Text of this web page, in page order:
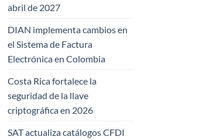
abril de 2027
DIAN implementa cambios en
el Sistema de Factura
Electrónica en Colombia
Costa Rica fortalece la
seguridad de la llave
criptográfica en 2026
SAT actualiza catálogos CFDI